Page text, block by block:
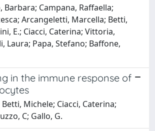
Barbara; Campana, Raffaella;
Arcangeletti, Marcella; Betti,
E.; Ciacci, Caterina; Vittoria,
Laura; Papa, Stefano; Baffone,
in the immune response of
Betti, Michele; Ciacci, Caterina;
C; Gallo, G.